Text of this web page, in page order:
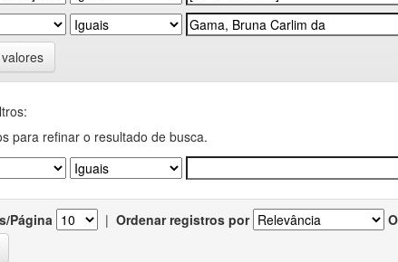
para refinar o resultado de busca.
Página | Ordenar registros por